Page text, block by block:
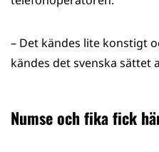
– Det kändes lite konstigt
kändes det svenska sättet
Numse och fika fick